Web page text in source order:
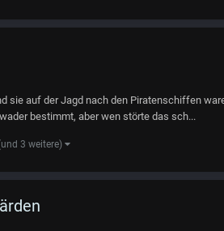
sie auf der Jagd nach den Piratenschiffen
bestimmt, aber wen störte das sch...
3 weitere)